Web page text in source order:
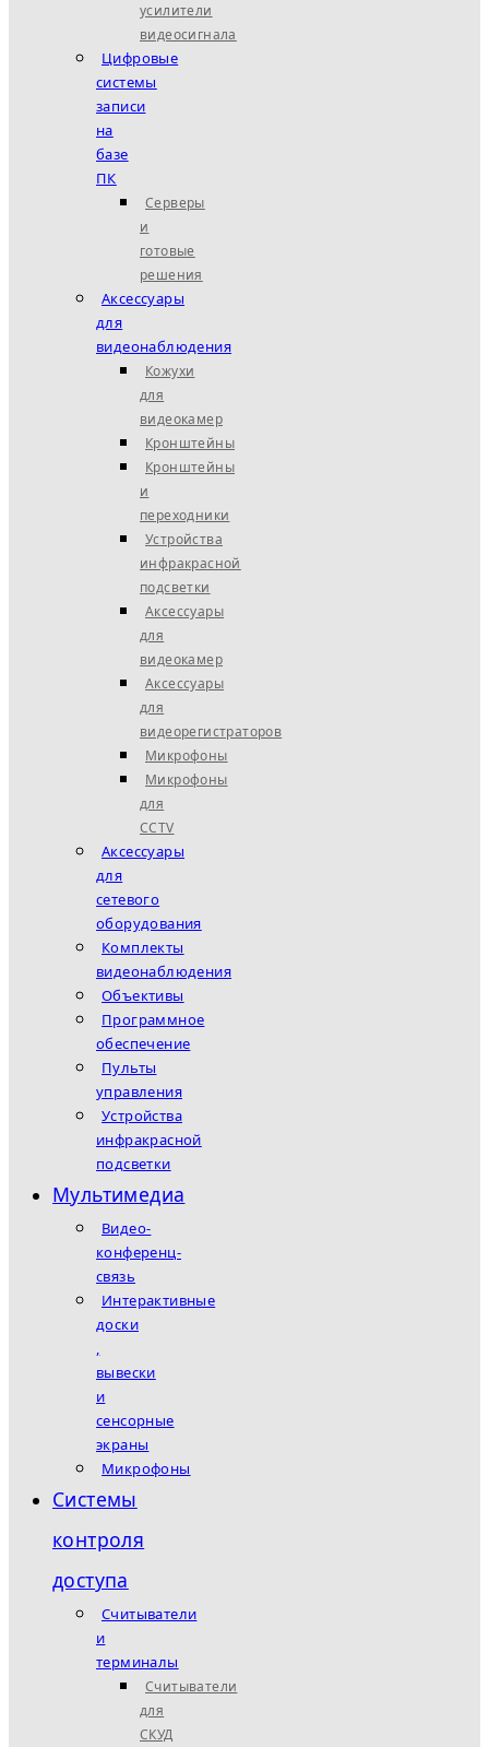
усилители
видеосигнала
Цифровые
системы
записи
на
базе
ПК
Серверы
и
готовые
решения
Аксессуары
для
видеонаблюдения
Кожухи
для
видеокамер
Кронштейны
Кронштейны
и
переходники
Устройства
инфракрасной
подсветки
Аксессуары
для
видеокамер
Аксессуары
для
видеорегистраторов
Микрофоны
Микрофоны
для
CCTV
Аксессуары
для
сетевого
оборудования
Комплекты
видеонаблюдения
Объективы
Программное
обеспечение
Пульты
управления
Устройства
инфракрасной
подсветки
Мультимедиа
Видео-
конференц-
связь
Интерактивные
доски
,
вывески
и
сенсорные
экраны
Микрофоны
Системы
контроля
доступа
Считыватели
и
терминалы
Считыватели
для
СКУД